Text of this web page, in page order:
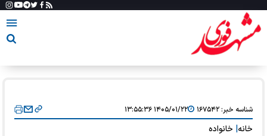
شناسه خبر:۱۶۷۵۴۲ ۱۴۰۵/۰۱/۲۲ ۱۳:۵۵:۳۶
خانه خانواده